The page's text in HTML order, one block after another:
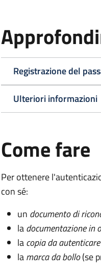
Registrazione del
Ulteriori informazioni
Come fare
Per ottenere
con sé:
un documento di
ladocumentazione in
lacopia da autenticare
lamarca da bollo(se